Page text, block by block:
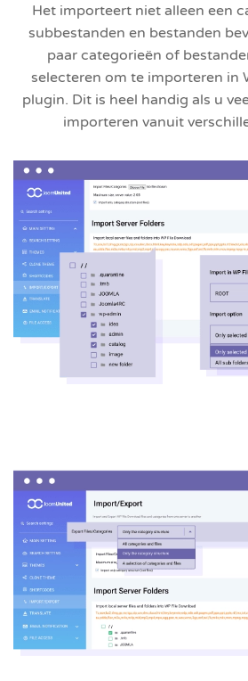
Het importeert niet alleen een
subbestanden en bestanden
paar categorieën of
selecteren om te importeren in
plugin. Dit is heel handig als u
importeren vanuit